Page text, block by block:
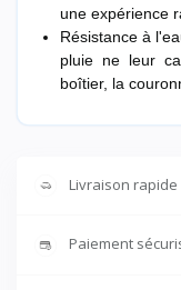
une expérience
Résistance à
pluie ne leur
boîtier, la
Livraison
Paiement